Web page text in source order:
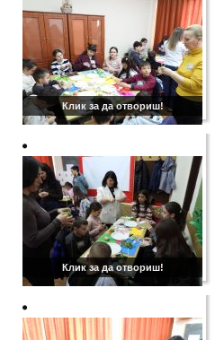
Клик за да отвориш!
Клик за да отвориш!